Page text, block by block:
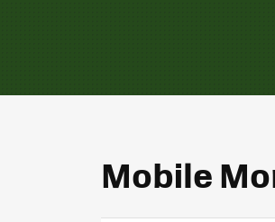
Mobile